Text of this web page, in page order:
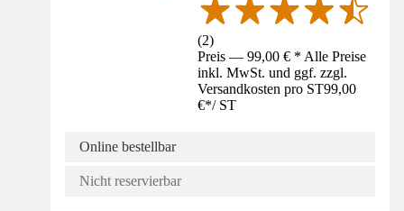
(2)
Preis — 99,00 € * Alle Preise
inkl. MwSt. und ggf. zzgl.
Versandkosten pro ST99,00
€*/ ST
Online bestellbar
Nicht reservierbar